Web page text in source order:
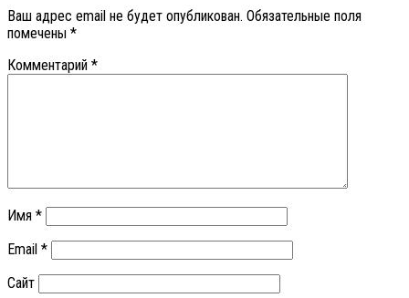
Ваш адрес email не будет опубликован. Обязательные поля
помечены *
Комментарий *
Имя *
Email *
Сайт